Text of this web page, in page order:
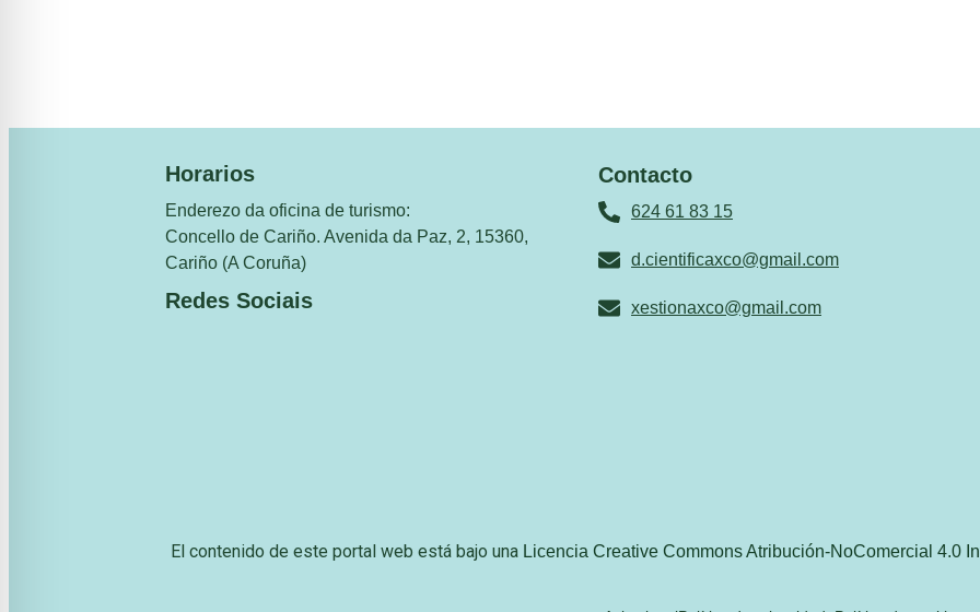
Horarios
Enderezo da oficina de turismo:
Concello de Cariño. Avenida da Paz, 2, 15360,
Cariño (A Coruña)
Redes Sociais
Contacto
624 61 83 15
d.cientificaxco@gmail.com
xestionaxco@gmail.com
El contenido de este portal web está bajo una Licencia Creative Commons Atribución-NoComercial 4.0